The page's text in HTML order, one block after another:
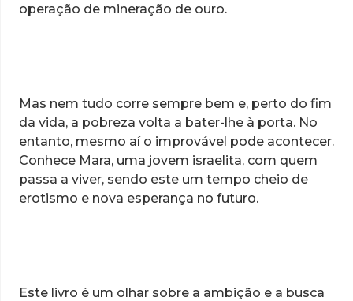
operação de mineração de ouro.
Mas nem tudo corre sempre bem e, perto do fim
da vida, a pobreza volta a bater-lhe à porta. No
entanto, mesmo aí o improvável pode acontecer.
Conhece Mara, uma jovem israelita, com quem
passa a viver, sendo este um tempo cheio de
erotismo e nova esperança no futuro.
Este livro é um olhar sobre a ambição e a busca